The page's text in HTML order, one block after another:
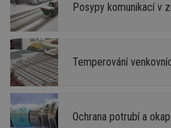
Posypy komunikací v
Temperování
Ochrana potrubí a